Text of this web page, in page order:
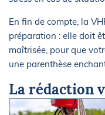
En fin de compte, la
préparation : elle doit
maîtrisée, pour que
une parenthèse
La rédaction